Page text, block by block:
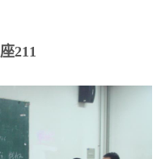
座211